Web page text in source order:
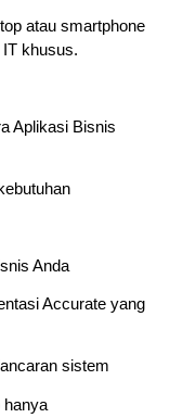
atau smartphone
IT khusus.
Aplikasi Bisnis
Anda
Accurate yang
sistem
hanya